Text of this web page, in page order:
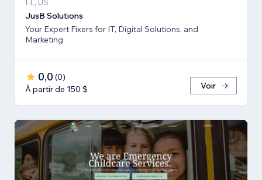
JusB Solutions
Your Expert Fixers for IT, Digital Solutions, and
Marketing
0,0 (0)
À partir de 150 $
Voir